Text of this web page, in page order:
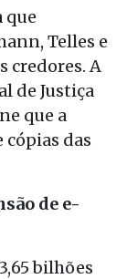
que
Telles e
credores. A
de Justiça
que a
das
de e-
bilhões